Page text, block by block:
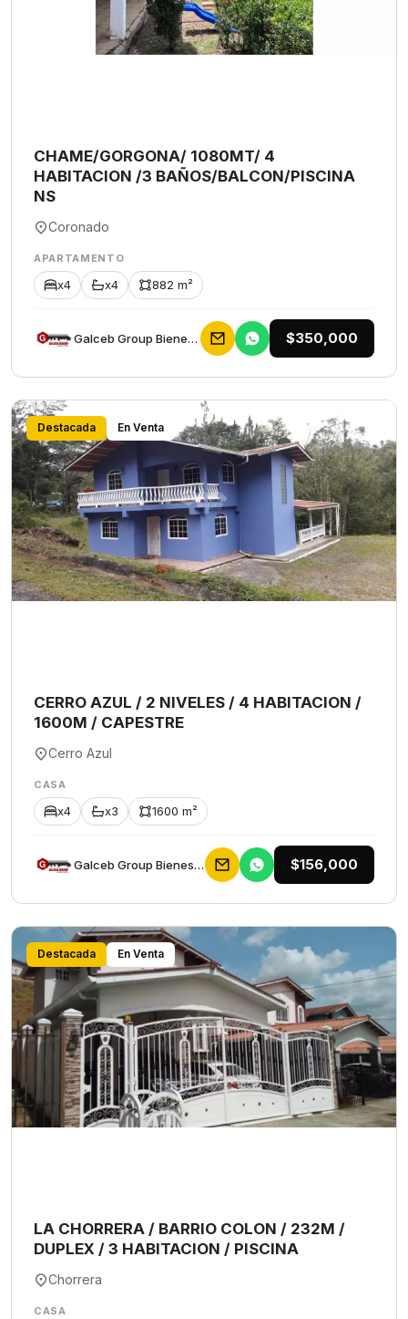
CHAME/GORGONA/ 1080MT/ 4
HABITACION /3 BAÑOS/BALCON/PISCINA
NS
Coronado
APARTAMENTO
x4 x4 882 m²
Galceb Group Bienes Raices $350,000
Destacada En Venta
CERRO AZUL / 2 NIVELES / 4 HABITACION /
1600M / CAPESTRE
Cerro Azul
CASA
x4 x3 1600 m²
Galceb Group Bienes Raices $156,000
Destacada En Venta
LA CHORRERA / BARRIO COLON / 232M /
DUPLEX / 3 HABITACION / PISCINA
Chorrera
CASA